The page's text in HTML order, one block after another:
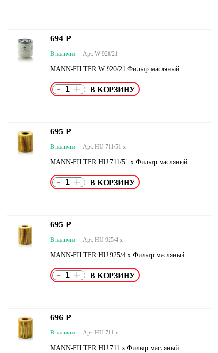
Арт. W 920/21
В наличии
MANN-FILTER W 920/21 Фильтр масляный
694 Р
- +
Арт. HU 711/51 x
В наличии
MANN-FILTER HU 711/51 x Фильтр масляный
695 Р
- +
Арт. HU 925/4 x
В наличии
MANN-FILTER HU 925/4 x Фильтр масляный
695 Р
- +
Арт. HU 711 x
В наличии
MANN-FILTER HU 711 x Фильтр масляный
696 Р